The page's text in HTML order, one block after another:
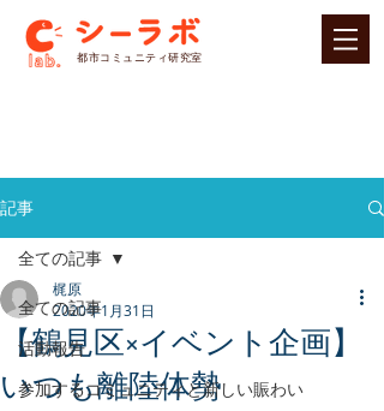
​都市コミュニティ研究室
記事
全ての記事
活動報告
参加するコミュニティと新しい賑わい
全ての記事
【鶴見区×イベント企画】
いつも離陸体勢
梶原
2020年1月31日